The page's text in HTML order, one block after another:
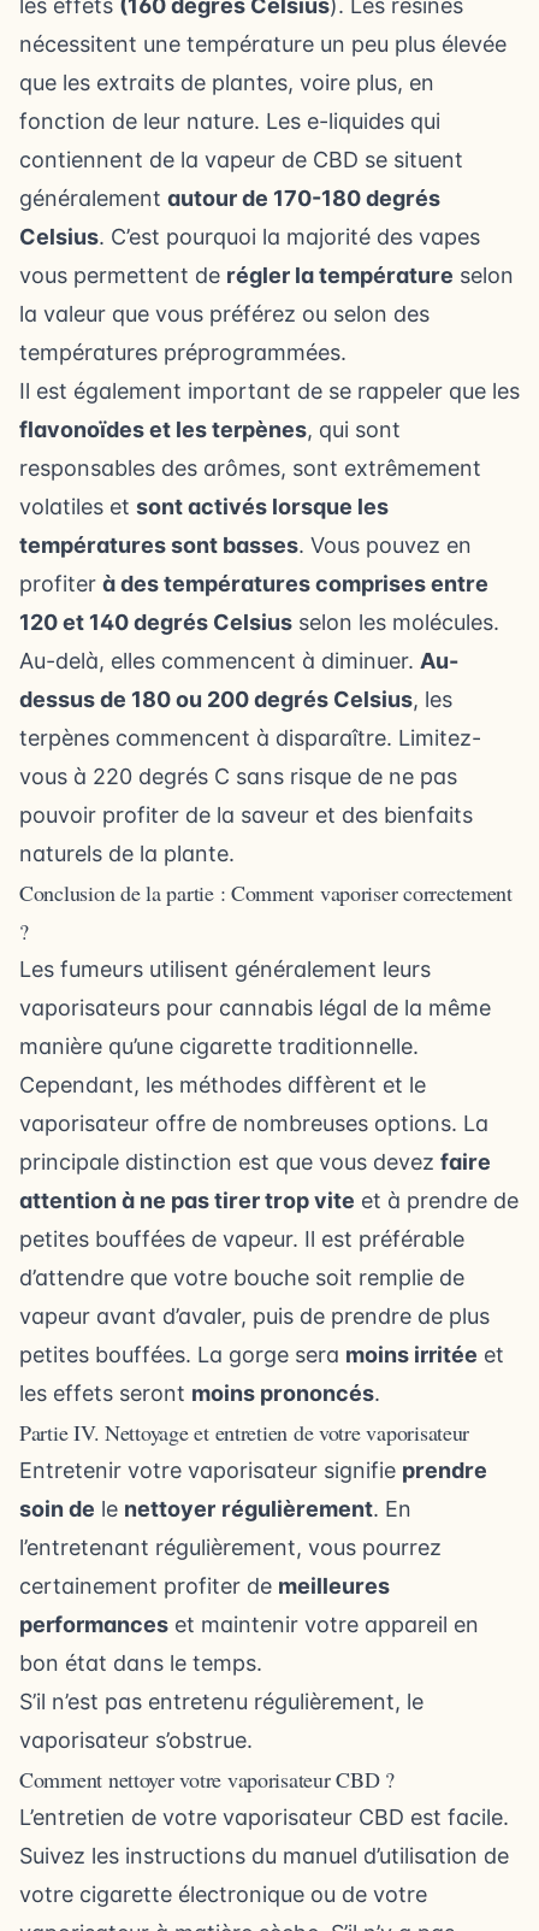
les effets (160 degrés Celsius). Les résines
nécessitent une température un peu plus élevée
que les extraits de plantes, voire plus, en
fonction de leur nature. Les e-liquides qui
contiennent de la vapeur de CBD se situent
généralement autour de 170-180 degrés
Celsius. C’est pourquoi la majorité des vapes
vous permettent de régler la température selon
la valeur que vous préférez ou selon des
températures préprogrammées.
Il est également important de se rappeler que les
flavonoïdes et les terpènes, qui sont
responsables des arômes, sont extrêmement
volatiles et sont activés lorsque les
températures sont basses. Vous pouvez en
profiter à des températures comprises entre
120 et 140 degrés Celsius selon les molécules.
Au-delà, elles commencent à diminuer. Au-
dessus de 180 ou 200 degrés Celsius, les
terpènes commencent à disparaître. Limitez-
vous à 220 degrés C sans risque de ne pas
pouvoir profiter de la saveur et des bienfaits
naturels de la plante.
Conclusion de la partie : Comment vaporiser correctement
?
Les fumeurs utilisent généralement leurs
vaporisateurs pour cannabis légal de la même
manière qu’une cigarette traditionnelle.
Cependant, les méthodes diffèrent et le
vaporisateur offre de nombreuses options. La
principale distinction est que vous devez faire
attention à ne pas tirer trop vite et à prendre de
petites bouffées de vapeur. Il est préférable
d’attendre que votre bouche soit remplie de
vapeur avant d’avaler, puis de prendre de plus
petites bouffées. La gorge sera moins irritée et
les effets seront moins prononcés.
Partie IV. Nettoyage et entretien de votre vaporisateur
Entretenir votre vaporisateur signifie prendre
soin de le nettoyer régulièrement. En
l’entretenant régulièrement, vous pourrez
certainement profiter de meilleures
performances et maintenir votre appareil en
bon état dans le temps.
S’il n’est pas entretenu régulièrement, le
vaporisateur s’obstrue.
Comment nettoyer votre vaporisateur CBD ?
L’entretien de votre vaporisateur CBD est facile.
Suivez les instructions du manuel d’utilisation de
votre cigarette électronique ou de votre